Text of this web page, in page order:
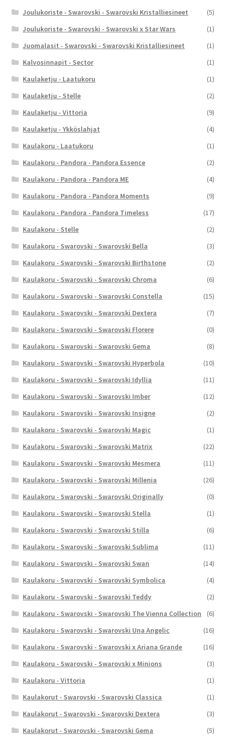
Joulukoriste - Swarovski - Swarovski Kristalliesineet
(5)
Joulukoriste - Swarovski - Swarovski x Star Wars
(1)
Juomalasit - Swarovski - Swarovski Kristalliesineet
(1)
Kalvosinnapit - Sector
(1)
Kaulaketju - Laatukoru
(1)
Kaulaketju - Stelle
(2)
Kaulaketju - Vittoria
(9)
Kaulaketju - Ykköslahjat
(4)
Kaulakoru - Laatukoru
(1)
Kaulakoru - Pandora - Pandora Essence
(2)
Kaulakoru - Pandora - Pandora ME
(4)
Kaulakoru - Pandora - Pandora Moments
(9)
Kaulakoru - Pandora - Pandora Timeless
(17)
Kaulakoru - Stelle
(2)
Kaulakoru - Swarovski - Swarovski Bella
(3)
Kaulakoru - Swarovski - Swarovski Birthstone
(2)
Kaulakoru - Swarovski - Swarovski Chroma
(6)
Kaulakoru - Swarovski - Swarovski Constella
(15)
Kaulakoru - Swarovski - Swarovski Dextera
(7)
Kaulakoru - Swarovski - Swarovski Florere
(0)
Kaulakoru - Swarovski - Swarovski Gema
(8)
Kaulakoru - Swarovski - Swarovski Hyperbola
(10)
Kaulakoru - Swarovski - Swarovski Idyllia
(11)
Kaulakoru - Swarovski - Swarovski Imber
(12)
Kaulakoru - Swarovski - Swarovski Insigne
(2)
Kaulakoru - Swarovski - Swarovski Magic
(1)
Kaulakoru - Swarovski - Swarovski Matrix
(22)
Kaulakoru - Swarovski - Swarovski Mesmera
(11)
Kaulakoru - Swarovski - Swarovski Millenia
(26)
Kaulakoru - Swarovski - Swarovski Originally
(0)
Kaulakoru - Swarovski - Swarovski Stella
(1)
Kaulakoru - Swarovski - Swarovski Stilla
(6)
Kaulakoru - Swarovski - Swarovski Sublima
(11)
Kaulakoru - Swarovski - Swarovski Swan
(14)
Kaulakoru - Swarovski - Swarovski Symbolica
(4)
Kaulakoru - Swarovski - Swarovski Teddy
(2)
Kaulakoru - Swarovski - Swarovski The Vienna Collection
(6)
Kaulakoru - Swarovski - Swarovski Una Angelic
(16)
Kaulakoru - Swarovski - Swarovski x Ariana Grande
(16)
Kaulakoru - Swarovski - Swarovski x Minions
(3)
Kaulakoru - Vittoria
(1)
Kaulakorut - Swarovski - Swarovski Classica
(1)
Kaulakorut - Swarovski - Swarovski Dextera
(3)
Kaulakorut - Swarovski - Swarovski Gema
(5)